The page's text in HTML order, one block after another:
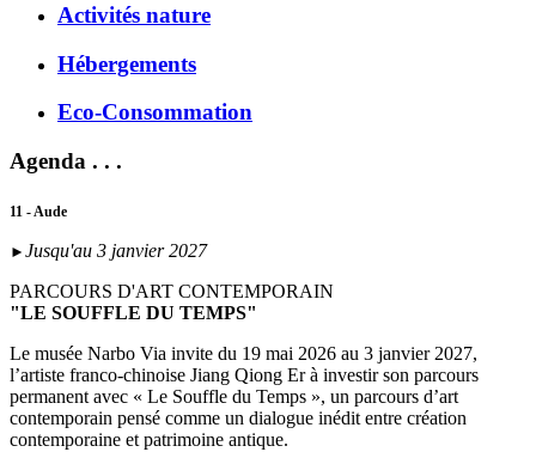
Activités nature
Hébergements
Eco-Consommation
Agenda . . .
11 - Aude
► Jusqu'au 3 janvier 2027
PARCOURS D'ART CONTEMPORAIN
"LE SOUFFLE DU TEMPS"
Le musée Narbo Via invite du 19 mai 2026 au 3 janvier 2027,
l’artiste franco-chinoise Jiang Qiong Er à investir son parcours
permanent avec « Le Souffle du Temps », un parcours d’art
contemporain pensé comme un dialogue inédit entre création
contemporaine et patrimoine antique.